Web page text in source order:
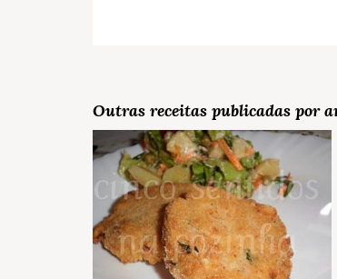
Outras receitas publicadas por